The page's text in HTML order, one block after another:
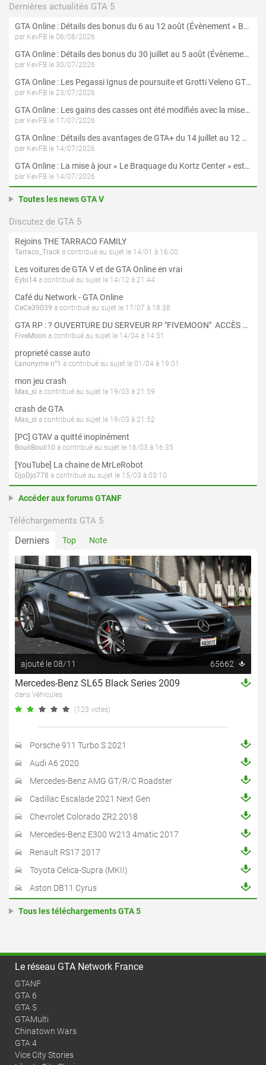
Dernières actualités GTA 5
GTA Online : Détails des bonus du 6 au 12 août (Évènement « Braquages de l'été » - Suite et fin)
par KevFB le 06/08/2026
GTA Online : Détails des bonus du 30 juillet au 5 août (Évènement « Braquages d'été »)
par KevFB le 30/07/2026
GTA Online : Les Pegassi Ignus de poursuite et Grotti Veleno GT sont maintenant disponibles
par KevFB le 23/07/2026
GTA Online : Les gains des casses ont été modifiés avec la mise à jour « Le Braquage du Kortz Center »
par KevFB le 17/07/2026
GTA Online : Détails des avantages de GTA+ du 14 juillet au 12 août
par KevFB le 14/07/2026
GTA Online : La mise à jour « Le Braquage du Kortz Center » est maintenant disponible
par KevFB le 14/07/2026
Toutes les news GTA V
Discutez de GTA 5
Rejoins THE TARRACO FAMILY
Tarraco_Track a contribué au sujet le 14/01 à 16:00
Les voitures de GTA V et de GTA Online en vrai
Eybi14 a contribué au sujet le 14/12 à 21:44
Café du Network - GTA Online
CeCe39039 a contribué au sujet le 17/07 à 18:38
GTA RP : ? OUVERTURE DU SERVEUR RP "FIVEMOON"  ACCÈS LIBRE ?
FiveMoon a contribué au sujet le 14/04 à 14:51
proprieté casse auto
L'anonyme n°1 a contribué au sujet le 01/04 à 19:01
mon jeu crash
Mas_si a contribué au sujet le 19/03 à 21:59
crash de GTA
Mas_si a contribué au sujet le 19/03 à 21:52
[PC] GTAV a quitté inopinément
BouliBouli10 a contribué au sujet le 16/03 à 16:35
[YouTube] La chaine de MrLeRobot
DjoDjo778 a contribué au sujet le 15/03 à 03:10
Accéder aux forums GTANF
Téléchargements GTA 5
Derniers Top Note
ajouté le 08/11 65662
Mercedes-Benz SL65 Black Series 2009
dans Véhicules
(123 votes)
Porsche 911 Turbo S 2021
Audi A6 2020
Mercedes-Benz AMG GT/R/C Roadster
Cadillac Escalade 2021 Next Gen
Chevrolet Colorado ZR2 2018
Mercedes-Benz E300 W213 4matic 2017
Renault RS17 2017
Toyota Celica-Supra (MKII)
Aston DB11 Cyrus
Tous les téléchargements GTA 5
Le réseau GTA Network France
GTANF
GTA 6
GTA 5
GTAMulti
Chinatown Wars
GTA 4
Vice City Stories